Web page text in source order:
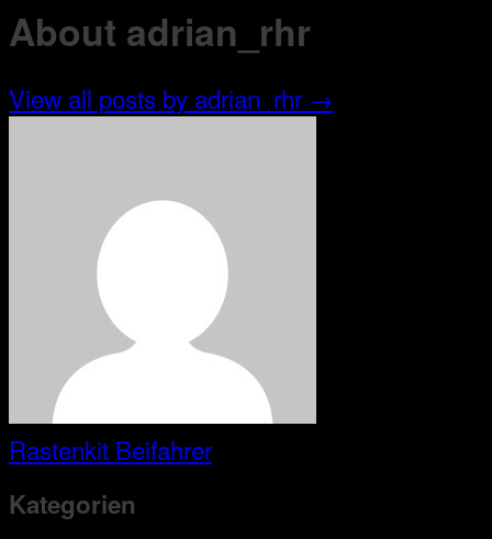
About adrian_rhr
View all posts by adrian_rhr →
Rastenkit Beifahrer
Kategorien